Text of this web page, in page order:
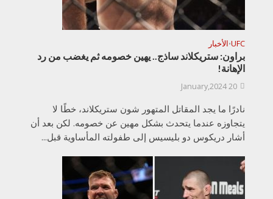
UFC
•الأخبار
براون: ستريكلاند ساذج.. يهين خصومه ثم يغضب من رد
الإهانة!
20 January,2024
نادرًا ما يجد المقاتل المتهور شون ستريكلاند، خطًا لا
يتجاوزه عندما يتحدث بشكل مهين عن خصومه. لكن بعد أن
أشار دريكوس دو بليسيس إلى طفولته المأساوية قبل...